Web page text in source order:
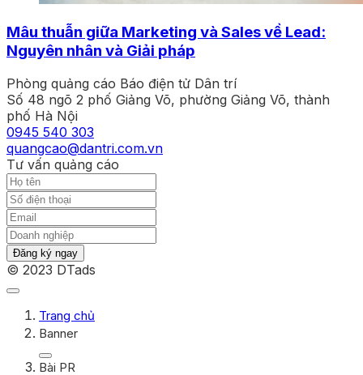
Mâu thuẫn giữa Marketing và Sales về Lead:
Nguyên nhân và Giải pháp
Phòng quảng cáo Báo điện tử Dân trí
Số 48 ngõ 2 phố Giảng Võ, phường Giảng Võ, thành
phố Hà Nội
0945 540 303
quangcao@dantri.com.vn
Tư vấn quảng cáo
Đăng ký ngay
© 2023 DTads
Trang chủ
Banner
Bài PR